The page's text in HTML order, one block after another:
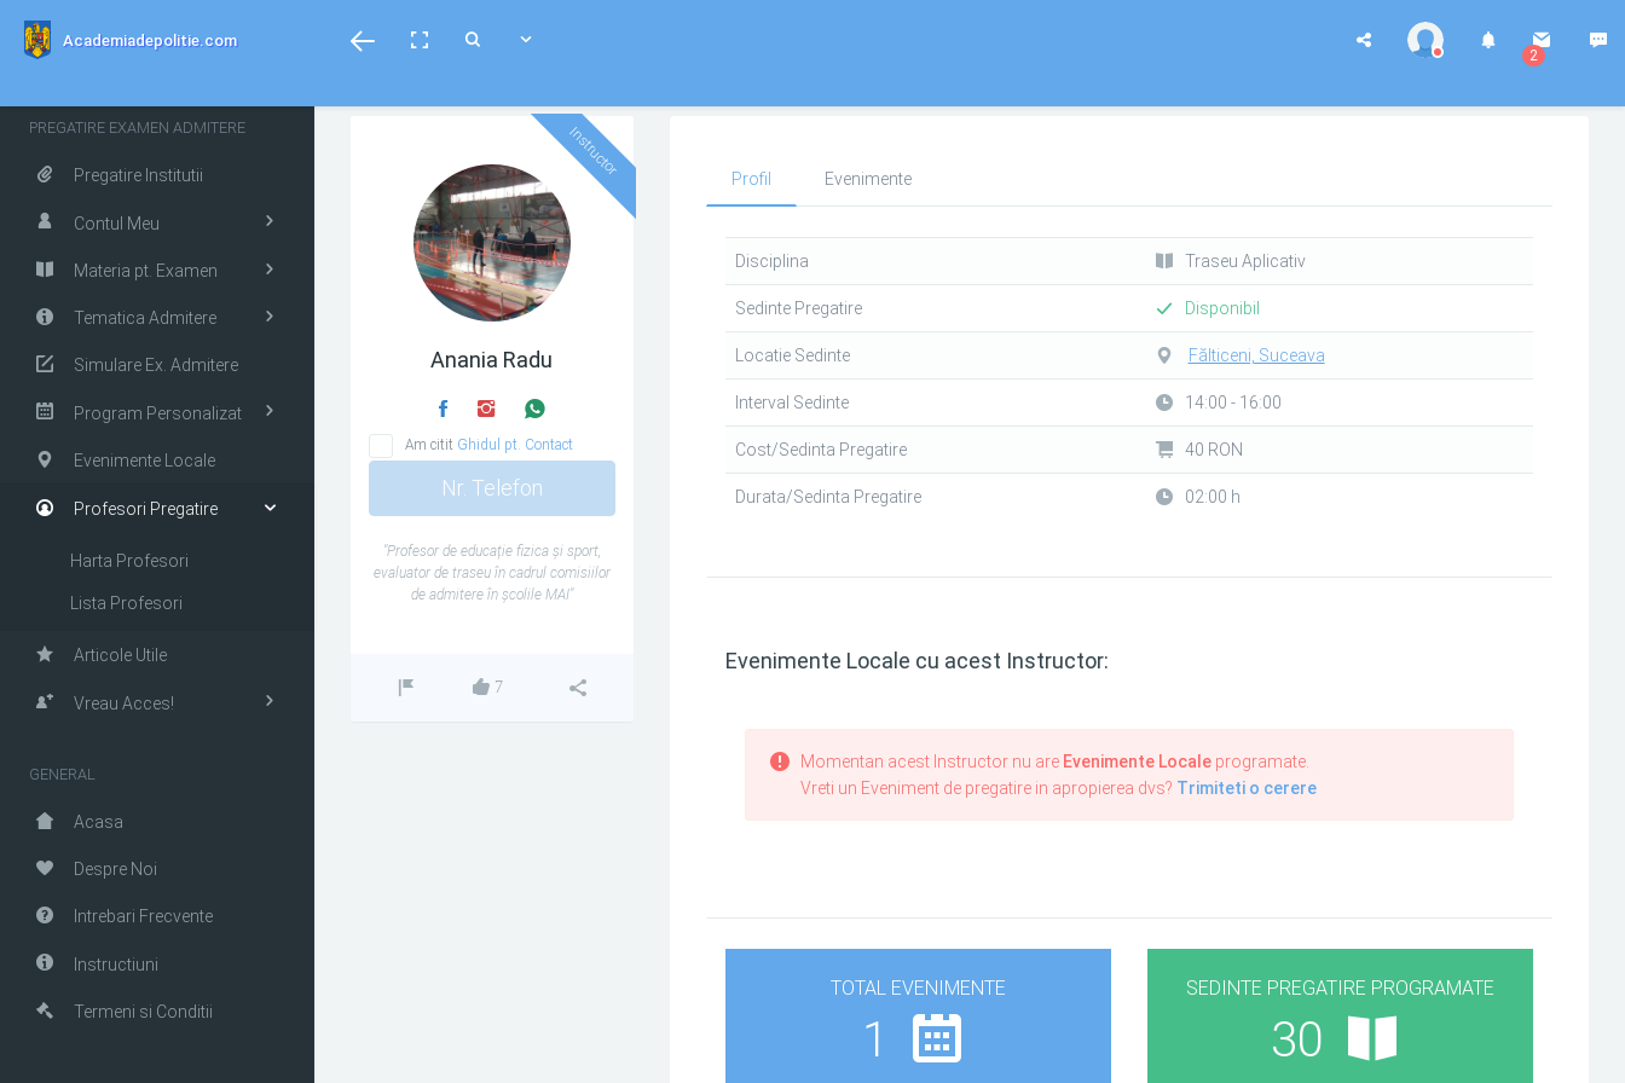
Academiadepolitie.com Toggle
Toggle
Toggle
2
PREGATIRE EXAMEN ADMITERE
Pregatire Institutii
Contul Meu
Materia pt. Examen
Tematica Admitere
Simulare Ex. Admitere
Program Personalizat
Evenimente Locale
Profesori Pregatire
Harta Profesori
Lista Profesori
Articole Utile
Vreau Acces!
GENERAL
Acasa
Despre Noi
Intrebari Frecvente
Instructiuni
Termeni si Conditii
Instructor
Anania Radu
Am citit Ghidul pt. Contact
Nr. Telefon
"Profesor de educație fizica și sport,
evaluator de traseu în cadrul comisiilor
de admitere în școlile MAI"
7
Profil Evenimente
Disciplina Traseu Aplicativ
Sedinte Pregatire Disponibil
Locatie Sedinte Fălticeni, Suceava
Interval Sedinte 14:00 - 16:00
Cost/Sedinta Pregatire 40 RON
Durata/Sedinta Pregatire 02:00 h
Evenimente Locale cu acest Instructor:
Momentan acest Instructor nu are Evenimente Localeprogramate.
Vreti un Eveniment de pregatire in apropierea dvs? Trimiteti o cerere
TOTAL EVENIMENTE
1
SEDINTE PREGATIRE PROGRAMATE
30